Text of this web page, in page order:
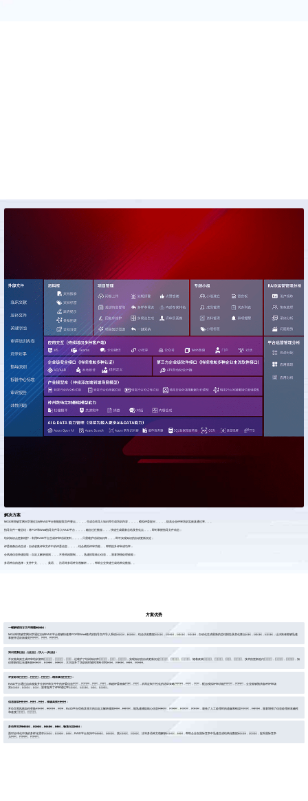
解决方案
MG冰球突破官网问学通过自研RAID平台智能提取文件要点，，，，生成总结导入知识库生成培训内容，，，，模拟评委提问，，，，提高企业评审培训实效及通过率。。。
指导文件一键总结：将PDF和Word指导文件导入RAID平台，，，，融合过往数据，，，快速生成最新总结及变化点，，，即时掌握指导文件动态；
培训知识点更新维护：利用RAID平台生成评审培训资料，，，，只需维护培训知识库，，，即可实现知识的自动更新沉淀；
评委画像自动生成：自动收集评审文件中的评委信息，，，，结合模拟评审功能，，帮助提升评审成功率；
全风格信息快速提取：自定义解析规则，，，不受风格限制，，，迅速抓取核心信息，，显著增强处理效能；
多语种自由选择：支持中文、、、、英语、、法语等多语种文档解析，，，帮助企业快速生成结构化数据。。
方案优势
一键解锁指导文件精髓：
MG冰球突破官网问学通过自研RAID平台能够快速将PDF和Word格式的指导文件导入系统，，结合历史数据，，，，自动化生成最新的总结报告及变化要点，，，让决策者能够迅速
掌握并适应新规范。。。
知识更新，，快人一步：
不仅能高效生成评审培训资料，，，还维护了培训知识库，，，实现知识的自动更新沉淀。。。随着政策、、、、技术的更新迭代，，，知
识更新得以无缝衔接，，，大大提升了培训的时效性和针对性。。。。
评委标准，，，精准拿捏：
RAID平台通过自动收集并分析评审文件中的评委信息，，，，构建评委画像，，从而定制个性化的培训策略，，，配合模拟评审功能，，企业能够预演各种评审场
景，，，显著提高了评审通过率。。。。
信息提取，，，准确高效：
不论文档风格如何变换，，，RAID平台凭借其强大的自定义解析规则，，能迅速捕捉核心信息，，，，避免了人工处理时的遗漏和错误，，显著增强了信息处理的准确性
和速度。。
多语种支持，，，，畅通无阻：
面对全球化市场的多样化需求，，，RAID平台支持中、、英、、法等多语种文档解析，，帮助企业在国际竞争中迅速生成结构化数据，，提升国际竞争
力。。。